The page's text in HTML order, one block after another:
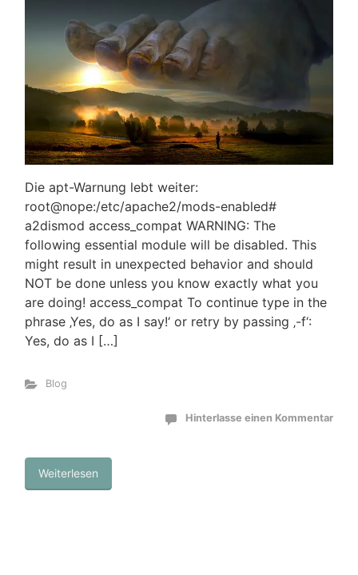
Die apt-Warnung lebt weiter:
root@nope:/etc/apache2/mods-enabled#
a2dismod access_compat WARNING: The
following essential module will be disabled. This
might result in unexpected behavior and should
NOT be done unless you know exactly what you
are doing! access_compat To continue type in the
phrase ‚Yes, do as I say!‘ or retry by passing ‚-f‘:
Yes, do as I […]
Blog
Hinterlasse einen Kommentar
Weiterlesen